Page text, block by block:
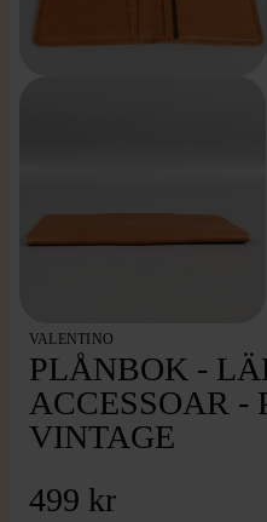
VALENTINO
PLÅNBOK -
ACCESSOAR -
VINTAGE
499 kr